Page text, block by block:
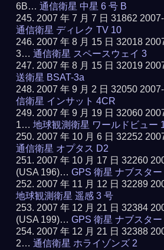
6B…通信衛星 中星 6 号 B
2007 年 7 月 7 日 31862
通信衛星 ディレク TV 10
2007 年 8 月 15 日 32018
3…通信衛星 スペースウェイ 3
2007 年 8 月 15 日 32019
送衛星 BSAT-3a
2007 年 9 月 2 日 32050
信衛星 インサット 4CR
2007 年 9 月 19 日 32060
1…地球観測衛星 ワールドビュー
2007 年 10 月 6 日 32252
通信衛星 オプタス D2
2007 年 10 月 17 日 32260
(USA 196)…GPS 衛星 ナブスタ
2007 年 11 月 12 日 32289
地球観測衛星 遥感 3 号
2007 年 12 月 21 日 32384
(USA 199)…GPS 衛星 ナブスタ
2007 年 12 月 21 日 32388
2…通信衛星 ホライゾンズ 2